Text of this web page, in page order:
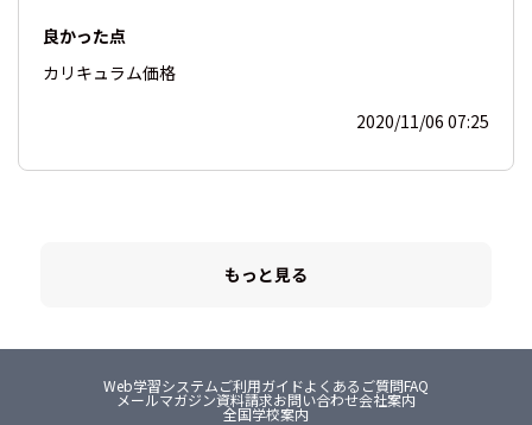
良かった点
カリキュラム価格
2020/11/06 07:25
もっと見る
Web学習システムご利用ガイドよくあるご質問FAQ
メールマガジン資料請求お問い合わせ会社案内
全国学校案内